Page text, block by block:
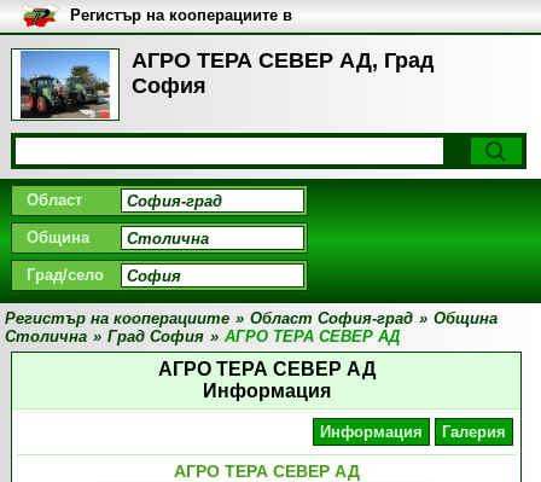
АГРО ТЕРА СЕВЕР АД, Град
София
Регистър на кооперациите в
България
Област
Община
Град/село
Регистър на кооперациите » Област София-град » Община
Столична » Град София » АГРО ТЕРА СЕВЕР АД
АГРО ТЕРА СЕВЕР АД
Информация
Информация Галерия
АГРО ТЕРА СЕВЕР АД